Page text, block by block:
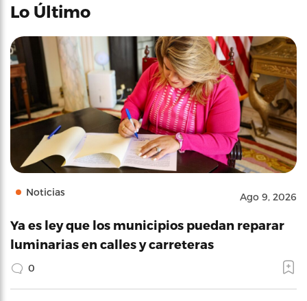
Lo Último
Noticias Ago 9, 2026
Ya es ley que los municipios puedan reparar
luminarias en calles y carreteras
0